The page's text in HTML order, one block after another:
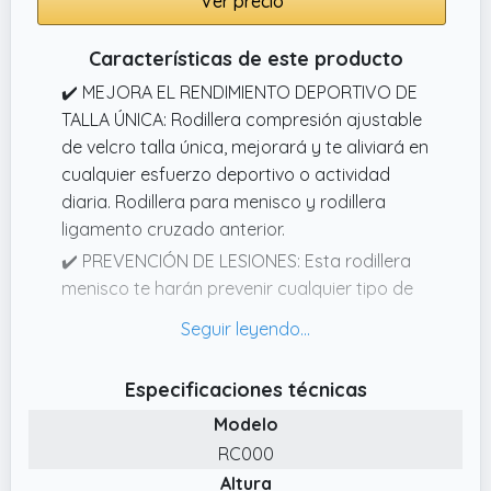
✔️ Comodidad que Dura Todo el Día –
Fabricada con tejido elástico de alta calidad
y bandas antideslizantes de silicona, estas
rodillera compresion se mantienen en su
lugar y permiten que la piel respire,
manteniéndote cómodo todo el día.
Características de este producto
✔️ MEJORA EL RENDIMIENTO DEPORTIVO DE
TALLA ÚNICA: Rodillera compresión ajustable
de velcro talla única, mejorará y te aliviará en
cualquier esfuerzo deportivo o actividad
diaria. Rodillera para menisco y rodillera
ligamento cruzado anterior.
✔️ PREVENCIÓN DE LESIONES: Esta rodillera
menisco te harán prevenir cualquier tipo de
con tus rodillas a nivel rotuliano, menisco o
rótula alrededor de la rodilla dándonos
mayor ajuste a las mismas para cualquier
práctica deportiva o actividad del día a día.
✔️ AJUSTE Y COMODIDAD EN LA SUJECIÓN:
Especificaciones técnicas
Modelo
RC000
Altura